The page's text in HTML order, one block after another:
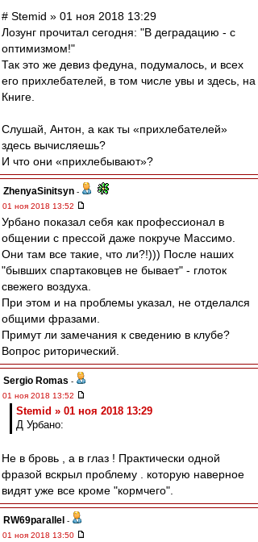
# Stemid » 01 ноя 2018 13:29
Лозунг прочитал сегодня: "В деградацию - с
оптимизмом!"
Так это же девиз федуна, подумалось, и всех
его прихлебателей, в том числе увы и здесь, на
Книге.
Слушай, Антон, а как ты «прихлебателей»
здесь вычисляешь?
И что они «прихлебывают»?
ZhenyaSinitsyn -
01 ноя 2018 13:52
Урбано показал себя как профессионал в
общении с прессой даже покруче Массимо.
Они там все такие, что ли?!))) После наших
"бывших спартаковцев не бывает" - глоток
свежего воздуха.
При этом и на проблемы указал, не отделался
общими фразами.
Примут ли замечания к сведению в клубе?
Вопрос риторический.
Sergio Romas -
01 ноя 2018 13:52
Stemid » 01 ноя 2018 13:29
Д Урбано:
Не в бровь , а в глаз ! Практически одной
фразой вскрыл проблему . которую наверное
видят уже все кроме "кормчего".
RW69parallel -
01 ноя 2018 13:50